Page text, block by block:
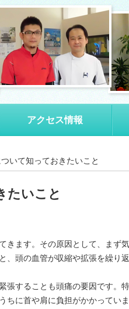
アクセス情報
いて知っておきたいこと
たいこと
きます。その原因として、まず
、頭の血管が収縮や拡張を繰り
張することも頭痛の要因です。
に首や肩に負担がかかっていま